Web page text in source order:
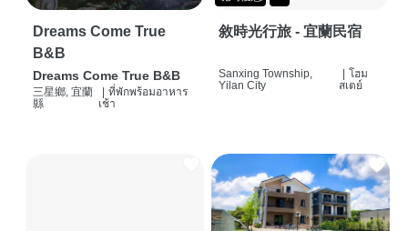
Dreams Come True
B&B
Dreams Come True B&B
三星鄉, 宜蘭
縣
| ที่พักพร้อมอาหาร
เช้า
敘時光行旅 - 宜蘭民宿
Sanxing Township,
Yilan City
| โฮม
สเตย์